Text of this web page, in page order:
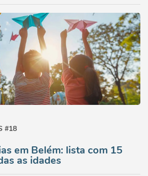
#18
em Belém: lista com 15
as idades